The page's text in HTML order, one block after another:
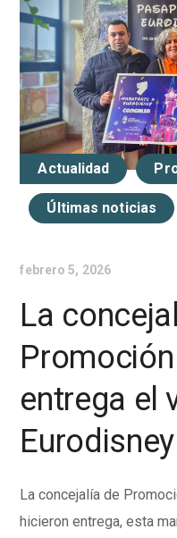
Actualidad
Últimas noticias
febrero 5, 2026
La
entrega el
Eurodisney
La concejalía de
hicieron entrega, esta